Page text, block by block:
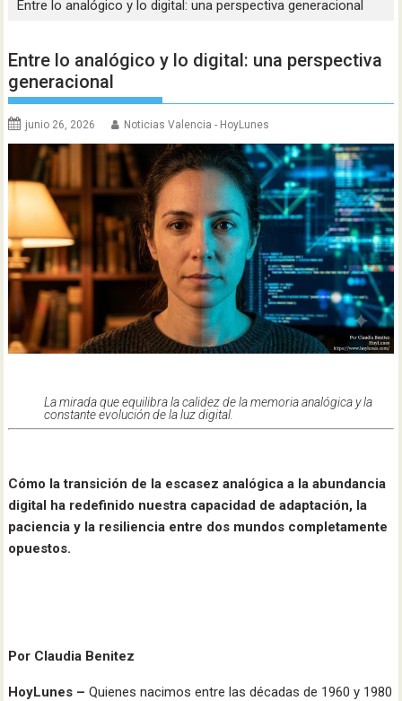
Entre lo analógico y lo digital: una perspectiva generacional
Entre lo analógico y lo digital: una perspectiva
generacional
junio 26, 2026 Noticias Valencia - HoyLunes
La mirada que equilibra la calidez de la memoria analógica y la
constante evolución de la luz digital.
Cómo la transición de la escasez analógica a la abundancia
digital ha redefinido nuestra capacidad de adaptación, la
paciencia y la resiliencia entre dos mundos completamente
opuestos.
Por Claudia Benitez
HoyLunes –Quienes nacimos entre las décadas de 1960 y 1980